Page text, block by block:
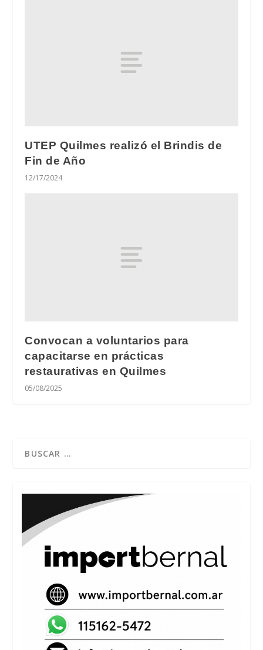
UTEP Quilmes realizó el Brindis de
Fin de Año
12/17/2024
Convocan a voluntarios para
capacitarse en prácticas
restaurativas en Quilmes
05/08/2025